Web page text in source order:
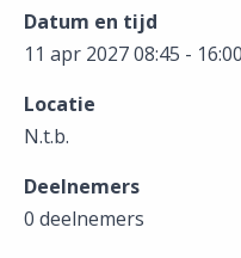
Datum en tijd
11 apr 2027 08:45 - 16:00
Locatie
N.t.b.
Deelnemers
0 deelnemers